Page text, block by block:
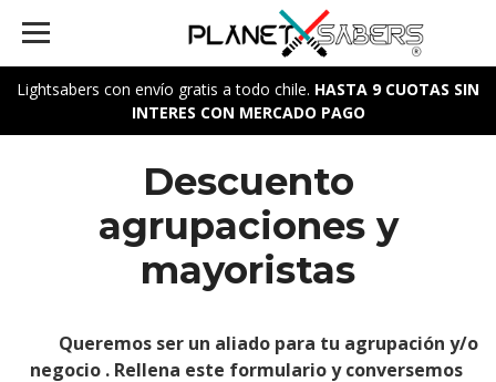
Lightsabers con envío gratis a todo chile. HASTA 9 CUOTAS SIN
INTERES CON MERCADO PAGO
Descuento
agrupaciones y
mayoristas
Queremos ser un aliado para tu agrupación y/o
negocio . Rellena este formulario y conversemos